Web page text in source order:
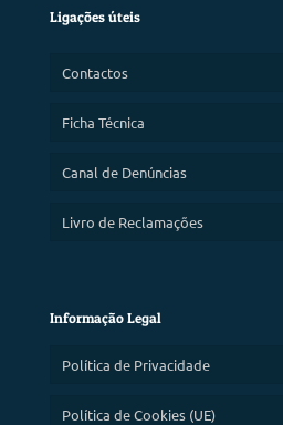
Ligações úteis
Contactos
Ficha Técnica
Canal de Denúncias
Livro de Reclamações
Informação Legal
Política de Privacidade
Política de Cookies (UE)